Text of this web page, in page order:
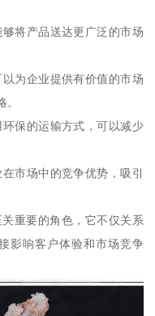
将产品送达更广泛的市场
为企业提供有价值的市场
保的运输方式，可以减少
市场中的竞争优势，吸引
重要的角色，它不仅关系
影响客户体验和市场竞争